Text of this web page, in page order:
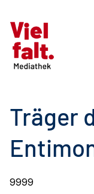
Träger
9999